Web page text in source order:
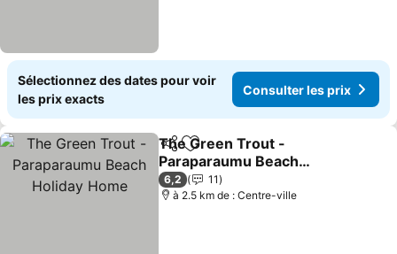
Sélectionnez des dates pour voir
les prix exacts
Consulter les prix
PartagerAjouter à mes favoris
The Green Trout -
Paraparaumu Beach
Holiday Home
Consulter les prix
6,2
11
à 2.5 km de : Centre-ville